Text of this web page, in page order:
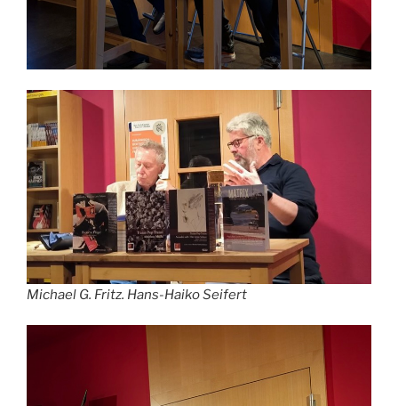
Michael G. Fritz. Hans-Haiko Seifert